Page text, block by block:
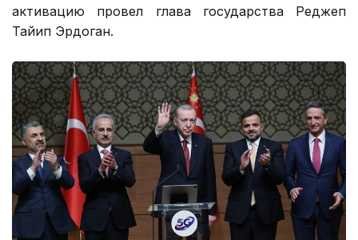
активацию провел глава государства Реджеп
Тайип Эрдоган.